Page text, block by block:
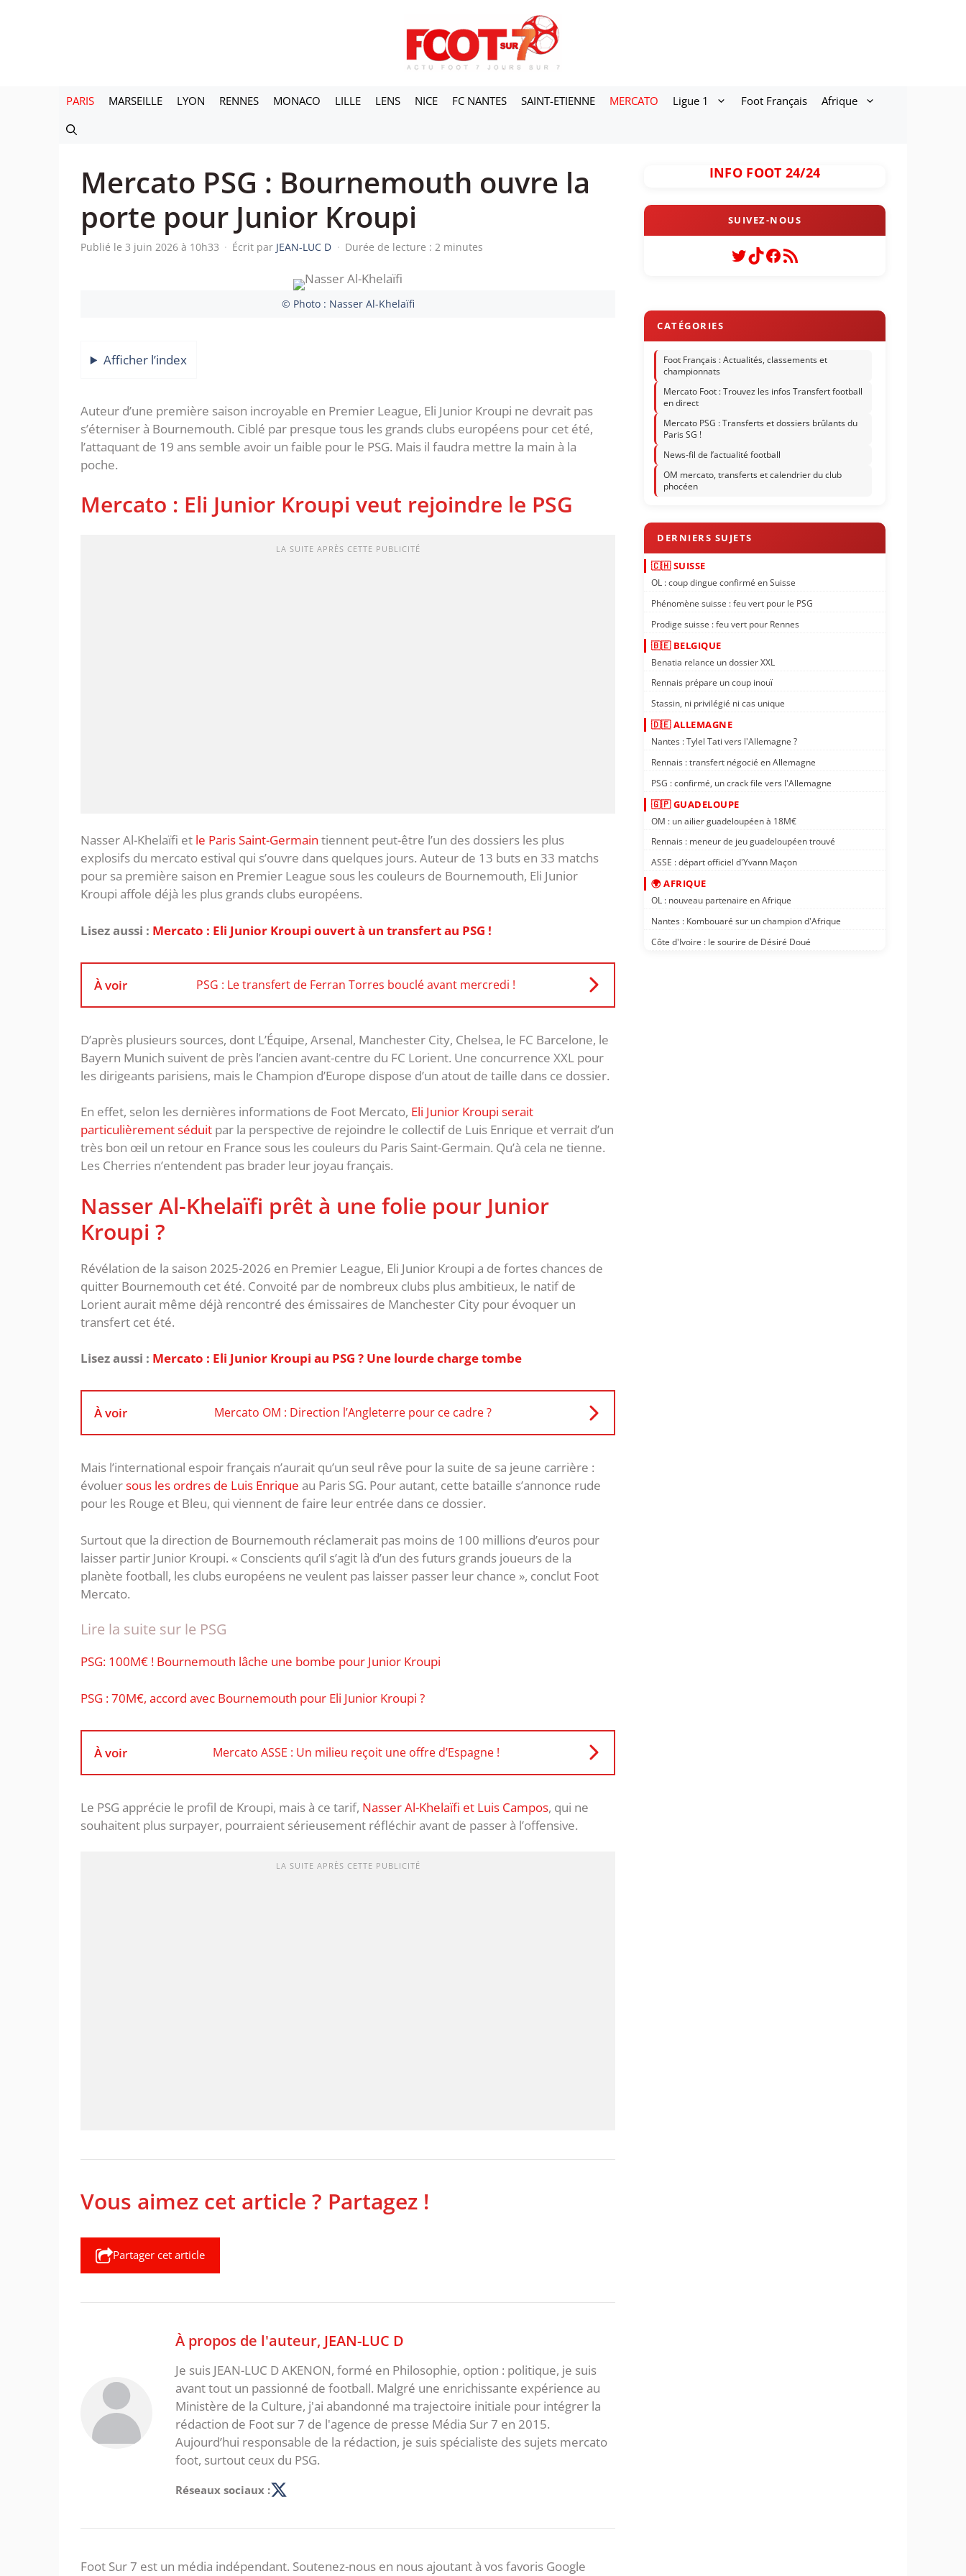
PARIS MARSEILLE LYON RENNES MONACO LILLE LENS NICE FC NANTES SAINT-ETIENNE MERCATO Ligue 1 Foot Français Afrique
Mercato PSG : Bournemouth ouvre la
porte pour Junior Kroupi
Publié le 3 juin 2026 à 10h33 · Écrit par JEAN-LUC D · Durée de lecture : 2 minutes
© Photo : Nasser Al-Khelaïfi
Afficher l’index
Auteur d’une première saison incroyable en Premier League, Eli Junior Kroupi ne devrait pas
s’éterniser à Bournemouth. Ciblé par presque tous les grands clubs européens pour cet été,
l’attaquant de 19 ans semble avoir un faible pour le PSG. Mais il faudra mettre la main à la
poche.
Mercato : Eli Junior Kroupi veut rejoindre le PSG
LA SUITE APRÈS CETTE PUBLICITÉ
Nasser Al-Khelaïfi et le Paris Saint-Germain tiennent peut-être l’un des dossiers les plus
explosifs du mercato estival qui s’ouvre dans quelques jours. Auteur de 13 buts en 33 matchs
pour sa première saison en Premier League sous les couleurs de Bournemouth, Eli Junior
Kroupi affole déjà les plus grands clubs européens.
Lisez aussi : Mercato : Eli Junior Kroupi ouvert à un transfert au PSG !
À voir PSG : Le transfert de Ferran Torres bouclé avant mercredi !
D’après plusieurs sources, dont L’Équipe, Arsenal, Manchester City, Chelsea, le FC Barcelone, le
Bayern Munich suivent de près l’ancien avant-centre du FC Lorient. Une concurrence XXL pour
les dirigeants parisiens, mais le Champion d’Europe dispose d’un atout de taille dans ce dossier.
En effet, selon les dernières informations de Foot Mercato, Eli Junior Kroupi serait
particulièrement séduit par la perspective de rejoindre le collectif de Luis Enrique et verrait d’un
très bon œil un retour en France sous les couleurs du Paris Saint-Germain. Qu’à cela ne tienne.
Les Cherries n’entendent pas brader leur joyau français.
Nasser Al-Khelaïfi prêt à une folie pour Junior
Kroupi ?
Révélation de la saison 2025-2026 en Premier League, Eli Junior Kroupi a de fortes chances de
quitter Bournemouth cet été. Convoité par de nombreux clubs plus ambitieux, le natif de
Lorient aurait même déjà rencontré des émissaires de Manchester City pour évoquer un
transfert cet été.
Lisez aussi : Mercato : Eli Junior Kroupi au PSG ? Une lourde charge tombe
À voir Mercato OM : Direction l’Angleterre pour ce cadre ?
Mais l’international espoir français n’aurait qu’un seul rêve pour la suite de sa jeune carrière :
évoluersous les ordres de Luis Enrique au Paris SG. Pour autant, cette bataille s’annonce rude
pour les Rouge et Bleu, qui viennent de faire leur entrée dans ce dossier.
Surtout que la direction de Bournemouth réclamerait pas moins de 100 millions d’euros pour
laisser partir Junior Kroupi. « Conscients qu’il s’agit là d’un des futurs grands joueurs de la
planète football, les clubs européens ne veulent pas laisser passer leur chance », conclut Foot
Mercato.
Lire la suite sur le PSG
PSG: 100M€ ! Bournemouth lâche une bombe pour Junior Kroupi
PSG : 70M€, accord avec Bournemouth pour Eli Junior Kroupi ?
À voir Mercato ASSE : Un milieu reçoit une offre d’Espagne !
Le PSG apprécie le profil de Kroupi, mais à ce tarif, Nasser Al-Khelaïfi et Luis Campos, qui ne
souhaitent plus surpayer, pourraient sérieusement réfléchir avant de passer à l’offensive.
LA SUITE APRÈS CETTE PUBLICITÉ
Vous aimez cet article ? Partagez !
Partager cet article
À propos de l'auteur, JEAN-LUC D
Je suis JEAN-LUC D AKENON, formé en Philosophie, option : politique, je suis
avant tout un passionné de football. Malgré une enrichissante expérience au
Ministère de la Culture, j'ai abandonné ma trajectoire initiale pour intégrer la
rédaction de Foot sur 7 de l'agence de presse Média Sur 7 en 2015.
Aujourd’hui responsable de la rédaction, je suis spécialiste des sujets mercato
foot, surtout ceux du PSG.
Réseaux sociaux :
Foot Sur 7 est un média indépendant. Soutenez-nous en nous ajoutant à vos favoris Google
INFO FOOT 24/24
Twitter
TikTok
Facebook
Flux RSS
Foot Français : Actualités, classements et
championnats
Mercato Foot : Trouvez les infos Transfert football
en direct
Mercato PSG : Transferts et dossiers brûlants du
Paris SG !
News-fil de l’actualité football
OM mercato, transferts et calendrier du club
phocéen
🇨🇭 SUISSE
OL : coup dingue confirmé en Suisse
Phénomène suisse : feu vert pour le PSG
Prodige suisse : feu vert pour Rennes
🇧🇪 BELGIQUE
Benatia relance un dossier XXL
Rennais prépare un coup inouï
Stassin, ni privilégié ni cas unique
🇩🇪 ALLEMAGNE
Nantes : Tylel Tati vers l'Allemagne ?
Rennais : transfert négocié en Allemagne
PSG : confirmé, un crack file vers l'Allemagne
🇬🇵 GUADELOUPE
OM : un ailier guadeloupéen à 18M€
Rennais : meneur de jeu guadeloupéen trouvé
ASSE : départ officiel d'Yvann Maçon
🌍 AFRIQUE
OL : nouveau partenaire en Afrique
Nantes : Kombouaré sur un champion d'Afrique
Côte d'Ivoire : le sourire de Désiré Doué